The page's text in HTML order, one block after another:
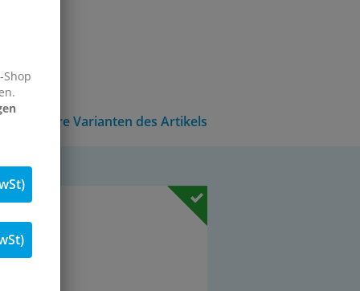
Andere Varianten des Artikels
Stk.